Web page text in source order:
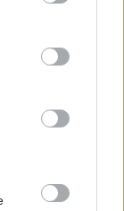
party tags to
below Google
με τον Ντέμη
θάνατο της
του
έδινε με τον